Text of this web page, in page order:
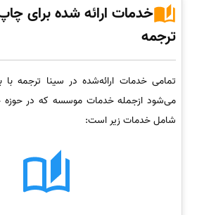
خدمات ارائه شده برای
ترجمه
تمامی خدمات ارائه‌شده در سینا ترجمه با
می‌شود ازجمله خدمات موسسه که در حوزه
شامل خدمات زیر است: